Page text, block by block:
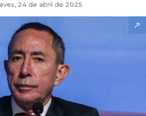
24 de abril de 2025